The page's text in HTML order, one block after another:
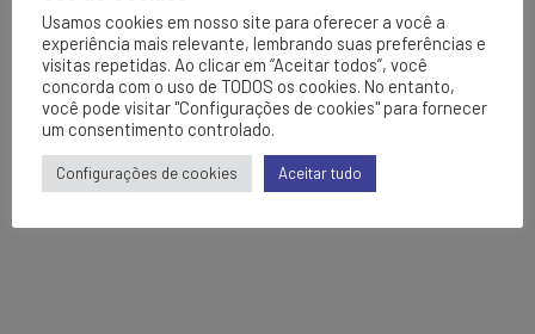
Usamos cookies em nosso site para oferecer a você a
experiência mais relevante, lembrando suas preferências e
visitas repetidas. Ao clicar em “Aceitar todos”, você
concorda com o uso de TODOS os cookies. No entanto,
você pode visitar "Configurações de cookies" para fornecer
um consentimento controlado.
Configurações de cookies Aceitar tudo